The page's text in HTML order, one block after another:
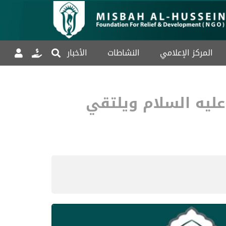
المركز الإعلامي النشاطات الأخبار
السلام ويلتقي